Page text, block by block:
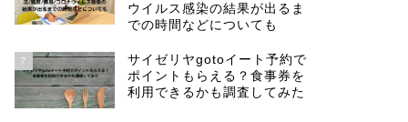
ウイルス感染の結果が出るま
での時間などについても
7
サイゼリヤgotoイート予約で
ポイントもらえる？食事券を
利用できるかも調査してみた